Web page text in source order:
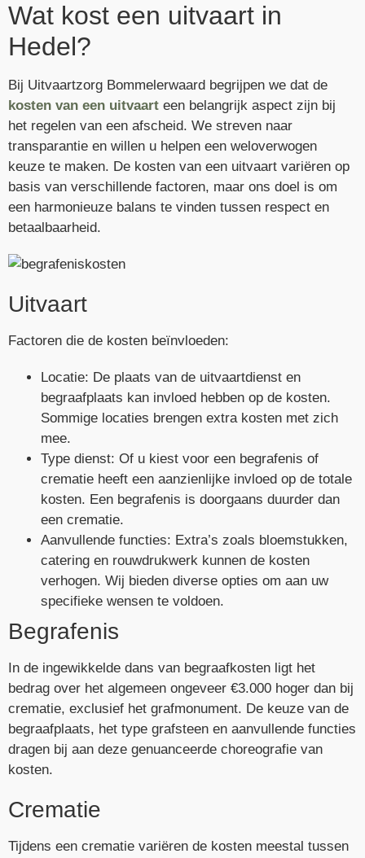
Wat kost een uitvaart in
Hedel?
Bij Uitvaartzorg Bommelerwaard begrijpen we dat de
kosten van een uitvaart een belangrijk aspect zijn bij
het regelen van een afscheid. We streven naar
transparantie en willen u helpen een weloverwogen
keuze te maken. De kosten van een uitvaart variëren op
basis van verschillende factoren, maar ons doel is om
een harmonieuze balans te vinden tussen respect en
betaalbaarheid.
Uitvaart
Factoren die de kosten beïnvloeden:
Locatie: De plaats van de uitvaartdienst en
begraafplaats kan invloed hebben op de kosten.
Sommige locaties brengen extra kosten met zich
mee.
Type dienst: Of u kiest voor een begrafenis of
crematie heeft een aanzienlijke invloed op de totale
kosten. Een begrafenis is doorgaans duurder dan
een crematie.
Aanvullende functies: Extra’s zoals bloemstukken,
catering en rouwdrukwerk kunnen de kosten
verhogen. Wij bieden diverse opties om aan uw
specifieke wensen te voldoen.
Begrafenis
In de ingewikkelde dans van begraafkosten ligt het
bedrag over het algemeen ongeveer €3.000 hoger dan bij
crematie, exclusief het grafmonument. De keuze van de
begraafplaats, het type grafsteen en aanvullende functies
dragen bij aan deze genuanceerde choreografie van
kosten.
Crematie
Tijdens een crematie variëren de kosten meestal tussen